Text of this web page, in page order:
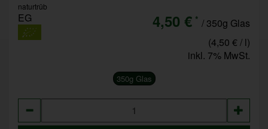
naturtrüb
EG 4,50 € * / 350g Glas
(4,50 € / l)
inkl. 7% MwSt.
350g Glas